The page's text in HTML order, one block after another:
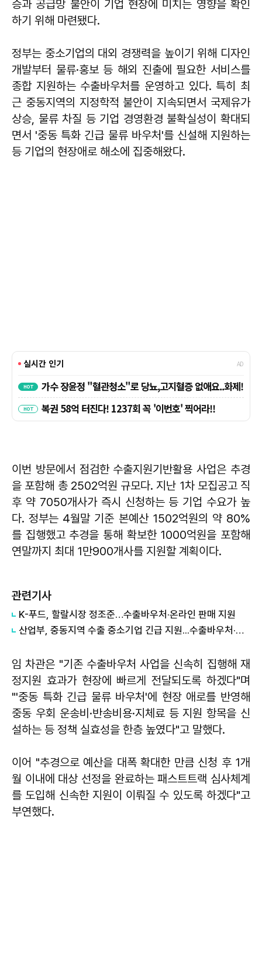
승과 공급망 불안이 기업 현장에 미치는 영향을 확인
하기 위해 마련됐다.
정부는 중소기업의 대외 경쟁력을 높이기 위해 디자인
개발부터 물류·홍보 등 해외 진출에 필요한 서비스를
종합 지원하는 수출바우처를 운영하고 있다. 특히 최
근 중동지역의 지정학적 불안이 지속되면서 국제유가
상승, 물류 차질 등 기업 경영환경 불확실성이 확대되
면서 '중동 특화 긴급 물류 바우처'를 신설해 지원하는
등 기업의 현장애로 해소에 집중해왔다.
이번 방문에서 점검한 수출지원기반활용 사업은 추경
을 포함해 총 2502억원 규모다. 지난 1차 모집공고 직
후 약 7050개사가 즉시 신청하는 등 기업 수요가 높
다. 정부는 4월말 기준 본예산 1502억원의 약 80%
를 집행했고 추경을 통해 확보한 1000억원을 포함해
연말까지 최대 1만900개사를 지원할 계획이다.
관련기사
K-푸드, 할랄시장 정조준…수출바우처·온라인 판매 지원
산업부, 중동지역 수출 중소기업 긴급 지원...수출바우처·금융지원 확대
임 차관은 "기존 수출바우처 사업을 신속히 집행해 재
정지원 효과가 현장에 빠르게 전달되도록 하겠다"며
"'중동 특화 긴급 물류 바우처'에 현장 애로를 반영해
중동 우회 운송비·반송비용·지체료 등 지원 항목을 신
설하는 등 정책 실효성을 한층 높였다"고 말했다.
이어 "추경으로 예산을 대폭 확대한 만큼 신청 후 1개
월 이내에 대상 선정을 완료하는 패스트트랙 심사체계
를 도입해 신속한 지원이 이뤄질 수 있도록 하겠다"고
부연했다.